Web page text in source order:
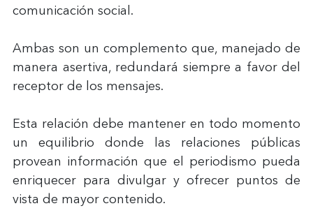
comunicación social.
Ambas son un complemento que, manejado de
manera asertiva, redundará siempre a favor del
receptor de los mensajes.
Esta relación debe mantener en todo momento
un equilibrio donde las relaciones públicas
provean información que el periodismo pueda
enriquecer para divulgar y ofrecer puntos de
vista de mayor contenido.